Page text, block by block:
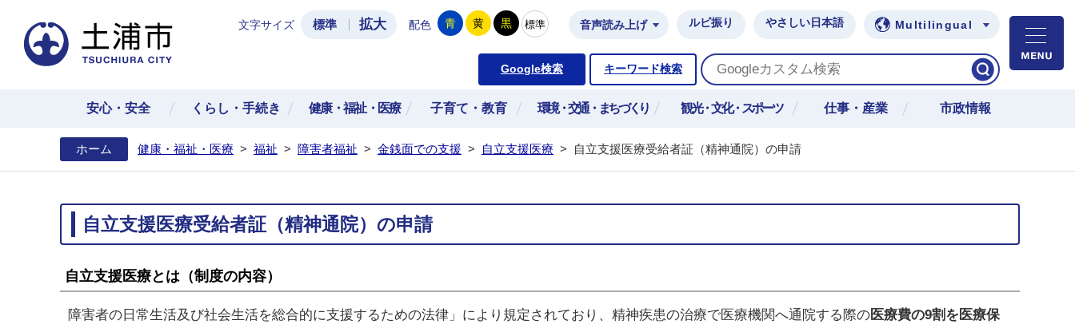
土浦市公式ホームページ
文字サイズ 標準 拡大 配色 青 黄 黒 標準 音声読み上げ ルビ振り やさしい日本語 Multilingual
Google検索 キーワード検索
安心・安全 くらし・手続き 健康・福祉・医療 子育て・教育 環境・交通・まちづくり 観光・文化・スポーツ 仕事・産業 市政情報
ホーム 健康・福祉・医療 > 福祉 > 障害者福祉 > 金銭面での支援 > 自立支援医療 > 自立支援医療受給者証（精神通院）の申請
自立支援医療受給者証（精神通院）の申請
自立支援医療とは（制度の内容）
障害者の日常生活及び社会生活を総合的に支援するための法律」により規定されており、精神疾患の治療で医療機関へ通院する際の医療費の9割を医療保